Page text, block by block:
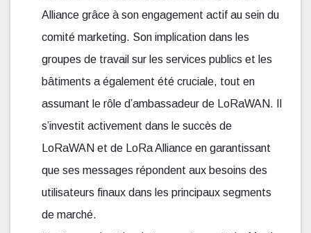
Alliance grâce à son engagement actif au sein du
comité marketing. Son implication dans les
groupes de travail sur les services publics et les
bâtiments a également été cruciale, tout en
assumant le rôle d’ambassadeur de LoRaWAN. Il
s’investit activement dans le succès de
LoRaWAN et de LoRa Alliance en garantissant
que ses messages répondent aux besoins des
utilisateurs finaux dans les principaux segments
de marché.